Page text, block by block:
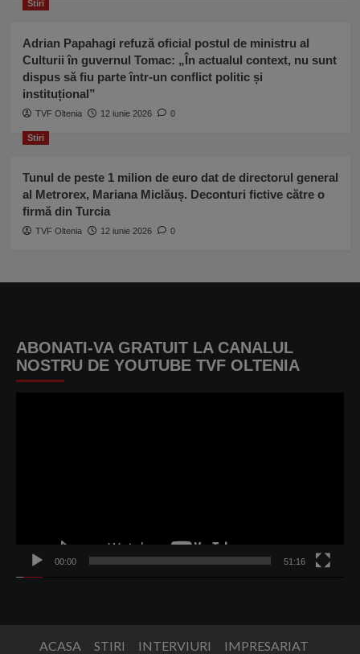
Stiri
Adrian Papahagi refuză oficial postul de ministru al
Culturii în guvernul Tomac: „În actualul context, nu sunt
dispus să fiu parte într-un conflict politic și
instituțional”
TVF Oltenia 12 iunie 2026 0
Stiri
Tunul de peste 1 milion de euro dat de directorul general
al Metrorex, Mariana Miclăuș. Deconturi fictive către o
firmă din Turcia
TVF Oltenia 12 iunie 2026 0
ABONATI-VA GRATUIT LA CANALUL
NOSTRU DE YOUTUBE TVF OLTENIA
00:00 51:16
ACASA STIRI INTERVIURI IMPRESARIAT